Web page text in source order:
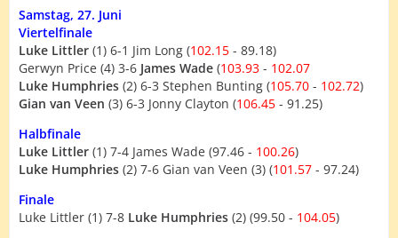
Samstag, 27. Juni
Viertelfinale
Luke Littler (1) 6-1 Jim Long (102.15 - 89.18)
Gerwyn Price (4) 3-6 James Wade (103.93 - 102.07
Luke Humphries (2) 6-3 Stephen Bunting (105.70 - 102.72)
Gian van Veen (3) 6-3 Jonny Clayton (106.45 - 91.25)
Halbfinale
Luke Littler (1) 7-4 James Wade (97.46 - 100.26)
Luke Humphries (2) 7-6 Gian van Veen (3) (101.57 - 97.24)
Finale
Luke Littler (1) 7-8 Luke Humphries (2) (99.50 - 104.05)